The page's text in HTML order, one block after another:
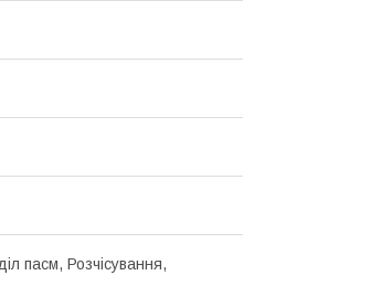
пасм, Розчісування,